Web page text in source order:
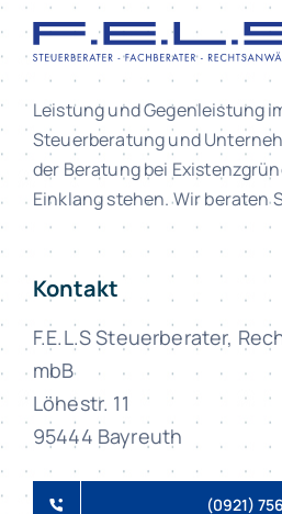
Leistung und Gegenleistung
Steuerberatung und
der Beratung bei
Einklang stehen. Wir beraten
Kontakt
F.E.L.S Steuerberater,
mbB
Löhestr. 11
95444 Bayreuth
(0921)